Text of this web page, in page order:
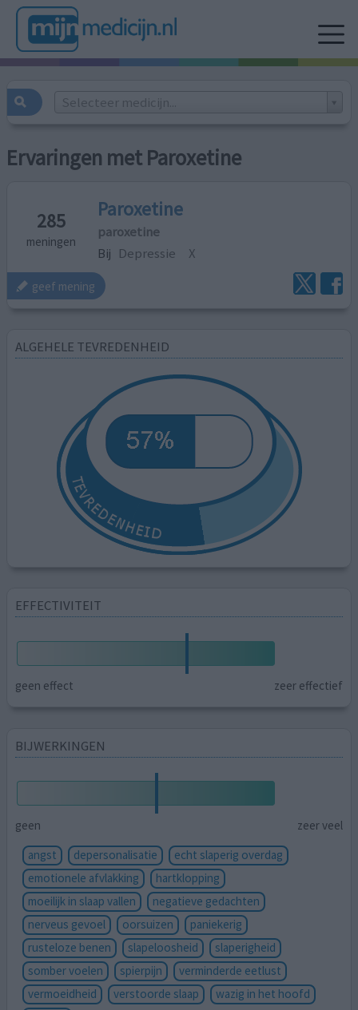
Selecteer medicijn...
Ervaringen met Paroxetine
285
meningen
Paroxetine
paroxetine
Bij Depressie X
geef mening
ALGEHELE TEVREDENHEID
EFFECTIVITEIT
geen effect zeer effectief
BIJWERKINGEN
geen
zeer veel
angst
depersonalisatie
echt slaperig overdag
emotionele afvlakking
hartklopping
moeilijk in slaap vallen
negatieve gedachten
nerveus gevoel
oorsuizen
paniekerig
rusteloze benen
slapeloosheid
slaperigheid
somber voelen
spierpijn
verminderde eetlust
vermoeidheid
verstoorde slaap
wazig in het hoofd